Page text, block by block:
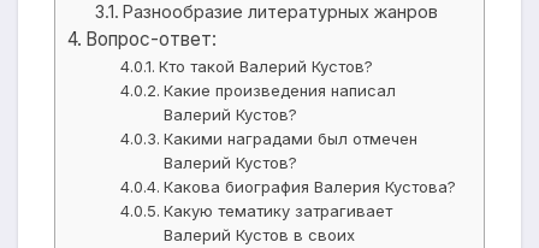
Разнообразие литературных жанров
Вопрос-ответ:
Кто такой Валерий Кустов?
Какие произведения написал
Валерий Кустов?
Какими наградами был отмечен
Валерий Кустов?
Какова биография Валерия Кустова?
Какую тематику затрагивает
Валерий Кустов в своих